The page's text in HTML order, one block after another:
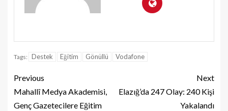
Tags: Destek Eğitim Gönüllü Vodafone
Previous
Mahallî Medya Akademisi,
Genç Gazetecilere Eğitim
Next
Elazığ’da 247 Olay: 240 Kişi
Yakalandı